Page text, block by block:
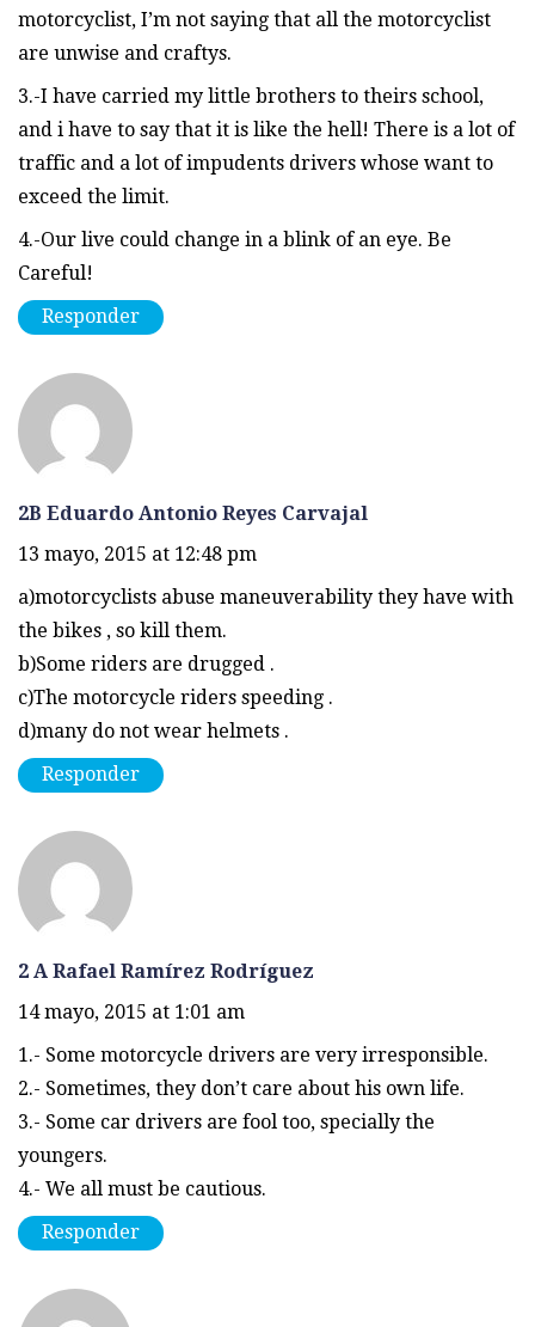
motorcyclist, I’m not saying that all the motorcyclist
are unwise and craftys.
3.-I have carried my little brothers to theirs school,
and i have to say that it is like the hell! There is a lot of
traffic and a lot of impudents drivers whose want to
exceed the limit.
4.-Our live could change in a blink of an eye. Be
Careful!
Responder
2B Eduardo Antonio Reyes Carvajal
13 mayo, 2015 at 12:48 pm
a)motorcyclists abuse maneuverability they have with
the bikes , so kill them.
b)Some riders are drugged .
c)The motorcycle riders speeding .
d)many do not wear helmets .
Responder
2 A Rafael Ramírez Rodríguez
14 mayo, 2015 at 1:01 am
1.- Some motorcycle drivers are very irresponsible.
2.- Sometimes, they don’t care about his own life.
3.- Some car drivers are fool too, specially the
youngers.
4.- We all must be cautious.
Responder